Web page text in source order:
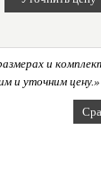
и
и уточним цену.»